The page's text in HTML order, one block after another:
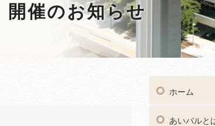
催のお知らせ
ホーム
あいパルと